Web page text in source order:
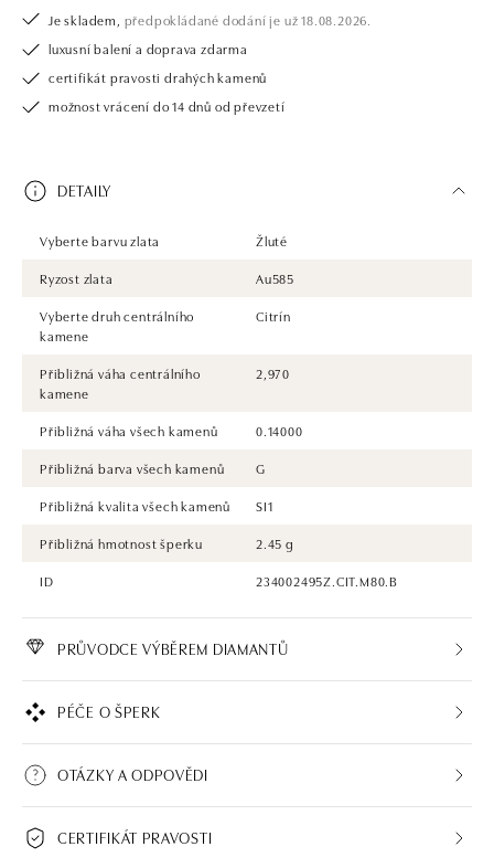
Je skladem, předpokládané dodání je už 18.08.2026.
luxusní balení a doprava zdarma
certifikát pravosti drahých kamenů
možnost vrácení do 14 dnů od převzetí
DETAILY
Vyberte barvu zlata
Žluté
Ryzost zlata
Au585
Vyberte druh centrálního
kamene
Citrín
Přibližná váha centrálního
kamene
2,970
Přibližná váha všech kamenů
0.14000
Přibližná barva všech kamenů
G
Přibližná kvalita všech kamenů
SI1
Přibližná hmotnost šperku
2.45 g
ID
234002495Z.CIT.M80.B
PRŮVODCE VÝBĚREM DIAMANTŮ
PÉČE O ŠPERK
OTÁZKY A ODPOVĚDI
CERTIFIKÁT PRAVOSTI